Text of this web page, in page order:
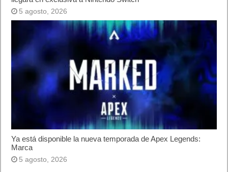
5 agosto, 2026
Ya está disponible la nueva temporada de Apex Legends:
Marca
5 agosto, 2026